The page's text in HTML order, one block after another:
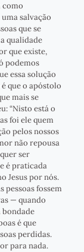
como
salvação
que se
qualidade
que existe,
podemos
essa solução
que o apóstolo
mais se
“Nisto está o
foi ele quem
pelos nossos
não repousa
ser
é praticada
Jesus por nós.
pessoas fossem
— quando
bondade
é que
perdidas.
para nada.